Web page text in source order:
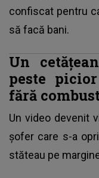
confiscat pentru
să facă bani.
Un
peste
fără
Un video devenit
șofer care s-a
stăteau pe